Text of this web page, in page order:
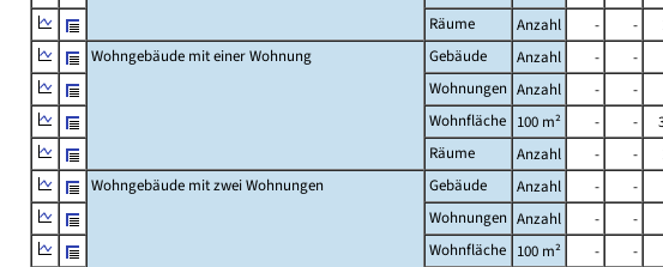
Räume
Anzahl - -
Wohngebäude mit einer Wohnung
Gebäude Anzahl - -
Wohnungen Anzahl - -
Wohnfläche 100 m² - -
Räume
Anzahl - -
Wohngebäude mit zwei Wohnungen
Gebäude Anzahl - -
Wohnungen Anzahl - -
Wohnfläche 100 m² - -